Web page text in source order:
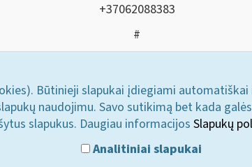
+37062088383
#
Būtinieji slapukai įdiegiami
naudojimu. Savo sutikimą bet kada
slapukus. Daugiau informacijos Slapukų
Analitiniai slapukai